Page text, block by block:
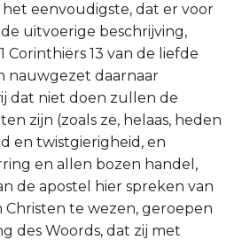
eenvoudigste, dat er voor
uitvoerige beschrijving,
Corinthiërs 13 van de liefde
nauwgezet daarnaar
dat niet doen zullen de
zijn (zoals ze, helaas, heden
en twistgierigheid, en
en allen bozen handel,
de apostel hier spreken van
te wezen, geroepen
des Woords, dat zij met